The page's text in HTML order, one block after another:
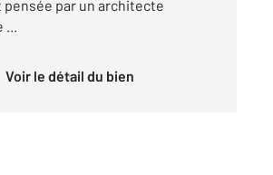
par un architecte
...
Voir le détail du bien